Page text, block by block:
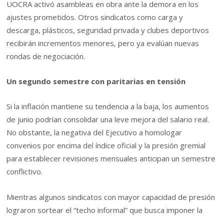
UOCRA activó asambleas en obra ante la demora en los
ajustes prometidos. Otros sindicatos como carga y
descarga, plásticos, seguridad privada y clubes deportivos
recibirán incrementos menores, pero ya evalúan nuevas
rondas de negociación.
Un segundo semestre con paritarias en tensión
Si la inflación mantiene su tendencia a la baja, los aumentos
de junio podrían consolidar una leve mejora del salario real.
No obstante, la negativa del Ejecutivo a homologar
convenios por encima del índice oficial y la presión gremial
para establecer revisiones mensuales anticipan un semestre
conflictivo.
Mientras algunos sindicatos con mayor capacidad de presión
lograron sortear el “techo informal” que busca imponer la